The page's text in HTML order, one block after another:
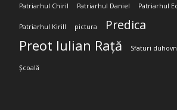
Patriarhul Chiril Patriarhul Daniel Patriarhul
Patriarhul Kirill pictura Predica
Preot Iulian Rață Sfaturi
Școală